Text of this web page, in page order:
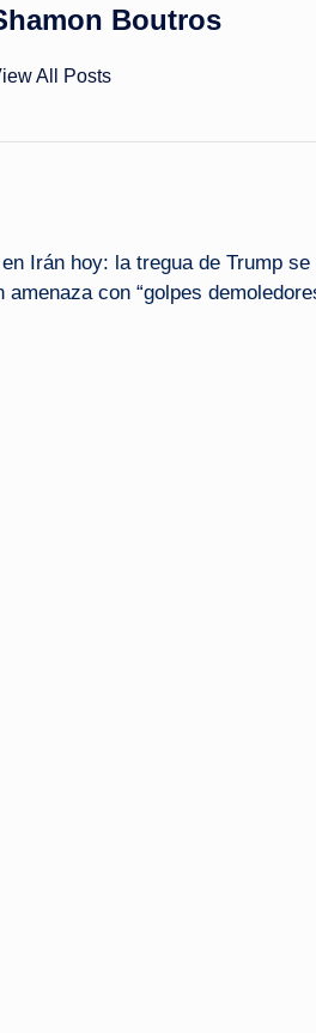
Boutros
All Posts
Irán hoy: la tregua de Trump
amenaza con “golpes